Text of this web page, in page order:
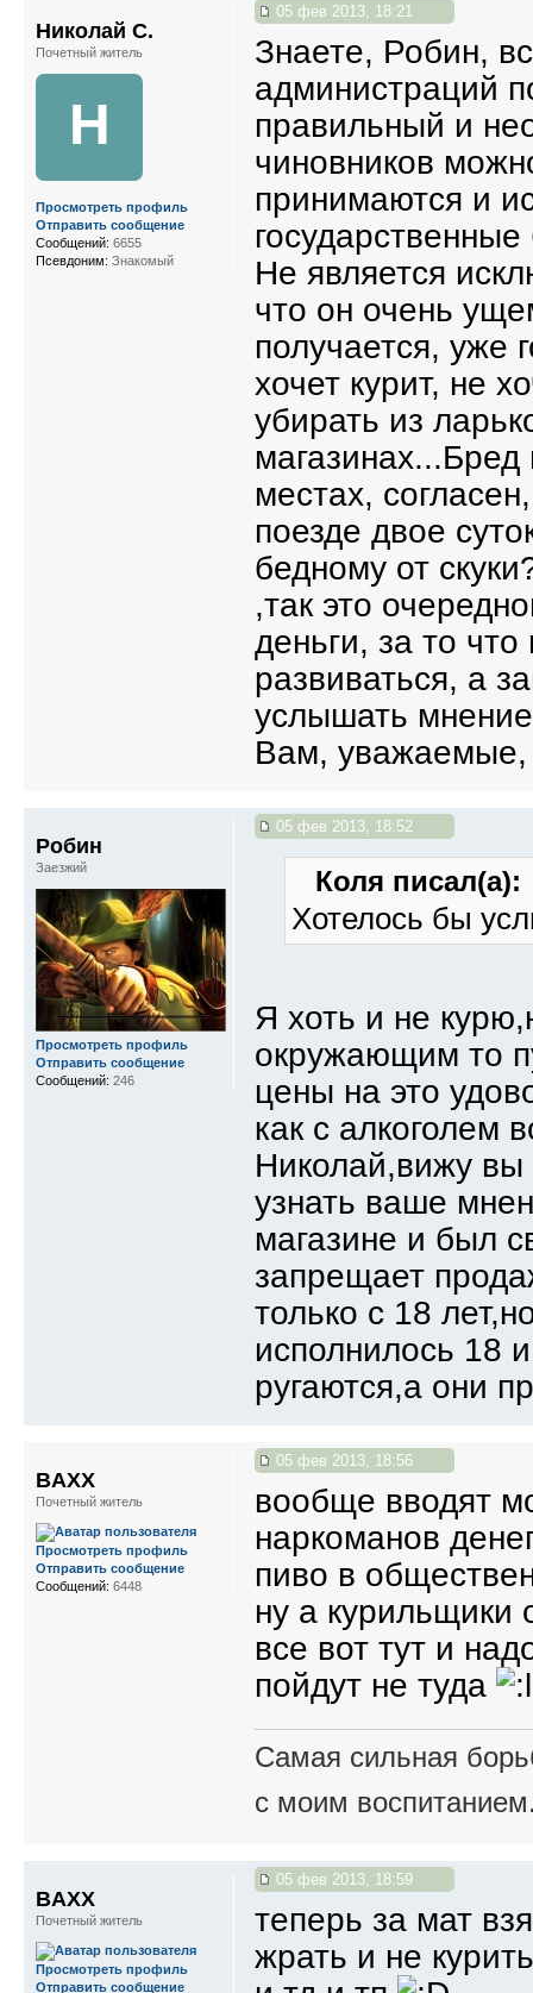
05 фев 2013, 18:21
Знаете, Робин,
администраций
правильный и
чиновников
принимаются и
Не является
что он очень
получается, уже
хочет курит, не
убирать из
местах,
поезде двое
бедному от
,так это
деньги, за то
развиваться, а
услышать
Вам,
Николай С.
Почетный житель
Н
Просмотреть профиль
Отправить сообщение
Сообщений: 6655
Псевдоним: Знакомый
05 фев 2013, 18:52
Коля писал(а):
Хотелось бы
Я хоть и не
окружающим то
цены на это
как с алкоголем
Николай,вижу вы
узнать ваше
магазине и был
запрещает
только с 18
исполнилось 18
ругаются,а они
Робин
Заезжий
Просмотреть профиль
Отправить сообщение
Сообщений: 246
05 фев 2013, 18:56
вообще вводят
наркоманов
пиво в
ну а курильщики
все вот тут и
пойдут не туда
Самая сильная
с моим
BAXX
Почетный житель
Просмотреть профиль
Отправить сообщение
Сообщений: 6448
05 фев 2013, 18:59
теперь за мат
жрать и не
BAXX
Почетный житель
Просмотреть профиль
Отправить сообщение